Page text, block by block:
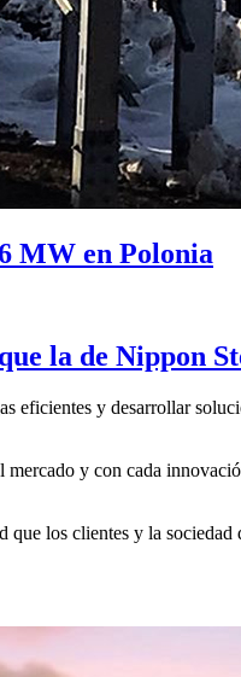
MW en Polonia
la de Nippon
eficientes y desarrollar
mercado y con cada
que los clientes y la